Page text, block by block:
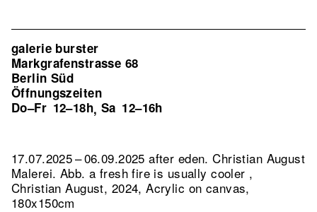
galerie burster
Markgrafenstrasse 68
Berlin Süd
Öffnungszeiten
Do–Fr 12–18h, Sa 12–16h
17.07.2025 – 06.09.2025 after eden. Christian August
Malerei. Abb. a fresh fire is usually cooler ,
Christian August, 2024, Acrylic on canvas,
180x150cm